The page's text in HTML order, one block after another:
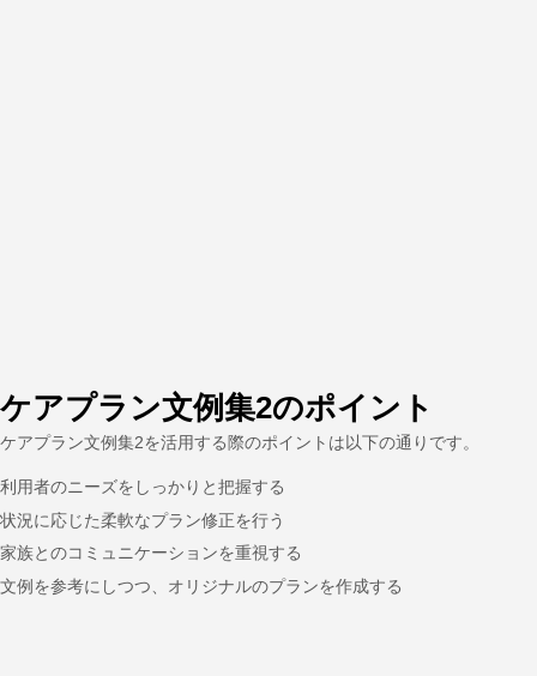
ケアプラン文例集2のポイント
ケアプラン文例集2を活用する際のポイントは以下の通りです。
利用者のニーズをしっかりと把握する
状況に応じた柔軟なプラン修正を行う
家族とのコミュニケーションを重視する
文例を参考にしつつ、オリジナルのプランを作成する